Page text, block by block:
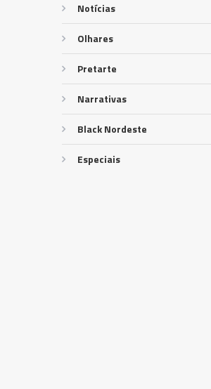
Notícias
Olhares
Pretarte
Narrativas
Black Nordeste
Especiais